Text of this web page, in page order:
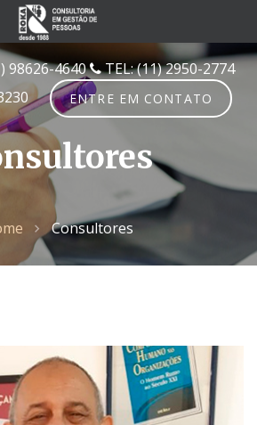
98626-4640
TEL: (11) 2950-2774
ENTRE EM CONTATO
Consultores